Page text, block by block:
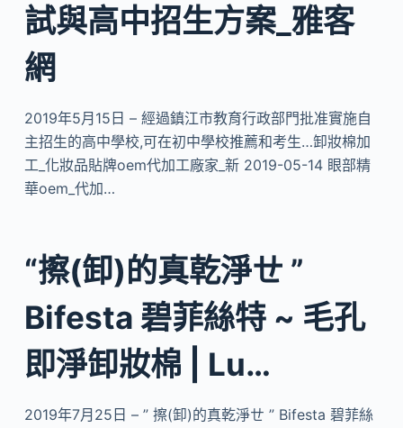
試與高中招生方案_雅客
網
2019年5月15日 – 經過鎮江市教育行政部門批准實施自
主招生的高中學校,可在初中學校推薦和考生…卸妝棉加
工_化妝品貼牌oem代加工廠家_新 2019-05-14 眼部精
華oem_代加…
“擦(卸)的真乾淨ㄝ ”
Bifesta 碧菲絲特 ~ 毛孔
即淨卸妝棉 | Lu…
2019年7月25日 – ” 擦(卸)的真乾淨ㄝ ” Bifesta 碧菲絲